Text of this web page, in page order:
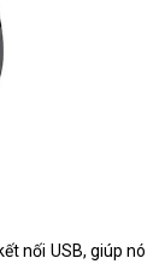
nối USB, giúp nó